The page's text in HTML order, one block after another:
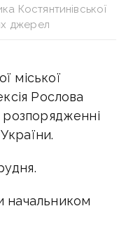
Костянтинівської
джерел
міської
Рослова
розпорядженні
начальником